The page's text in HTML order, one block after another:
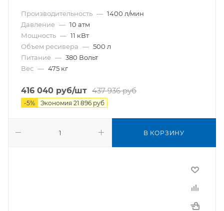
Производительность — 1400 л/мин
Давление — 10 атм
Мощность — 11 кВт
Объем ресивера — 500 л
Питание — 380 Вольт
Вес — 475 кг
416 040 руб/шт 437 936руб
-5% Экономия 21 896 руб
В КОРЗИНУ